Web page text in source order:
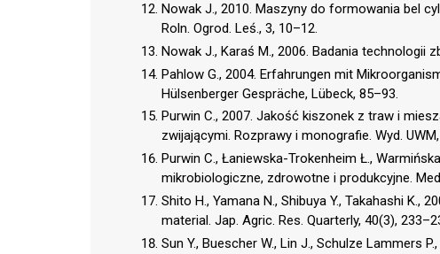
Nowak J., 2010. Maszyny do formowania bel
Roln. Ogrod. Leś., 3, 10–12.
Nowak J., Karaś M., 2006. Badania technologii
Pahlow G., 2004. Erfahrungen mit
Hülsenberger Gespräche, Lübeck, 85–93.
Purwin C., 2007. Jakość kiszonek z traw i
zwijającymi. Rozprawy i monografie. Wyd.
Purwin C., Łaniewska-Trokenheim Ł.,
mikrobiologiczne, zdrowotne i produkcyjne.
Shito H., Yamana N., Shibuya Y., Takahashi K.,
material. Jap. Agric. Res. Quarterly, 40(3),
Sun Y., Buescher W., Lin J., Schulze Lammers